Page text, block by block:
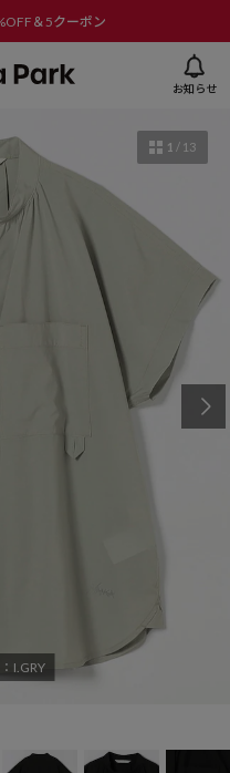
＆5クーポン
お知らせ
I.GRY
1 / 13